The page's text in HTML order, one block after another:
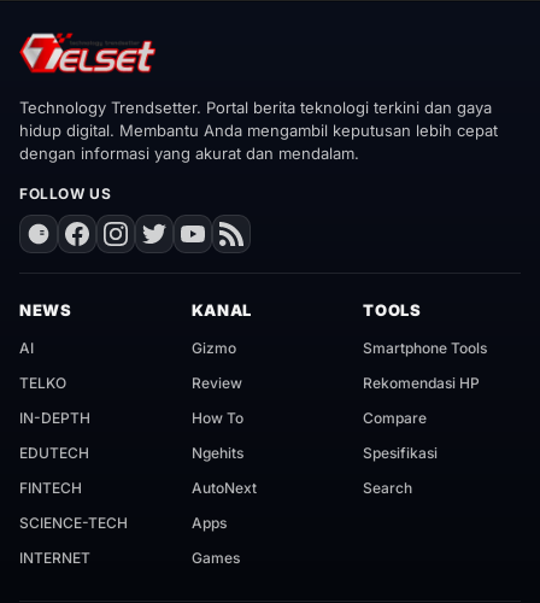
Technology Trendsetter. Portal berita teknologi terkini dan gaya
hidup digital. Membantu Anda mengambil keputusan lebih cepat
dengan informasi yang akurat dan mendalam.
FOLLOW US
NEWS
AI
TELKO
IN-DEPTH
EDUTECH
FINTECH
SCIENCE-TECH
INTERNET
KANAL
Gizmo
Review
How To
Ngehits
AutoNext
Apps
Games
TOOLS
Smartphone Tools
Rekomendasi HP
Compare
Spesifikasi
Search